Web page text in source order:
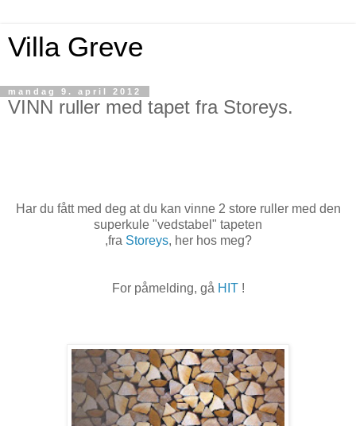
Villa Greve
mandag 9. april 2012
VINN ruller med tapet fra Storeys.
Har du fått med deg at du kan vinne 2 store ruller med den
superkule "vedstabel" tapeten
,fra Storeys, her hos meg?
For påmelding, gå HIT !